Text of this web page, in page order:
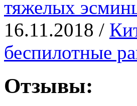
тяжелых
16.11.2018 /
беспилотные
Отзывы: